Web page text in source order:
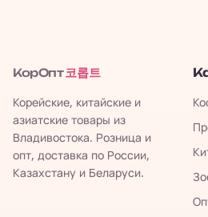
КорОпт 코롭트
Корейские, китайские и
азиатские товары из
Владивостока. Розница и
опт, доставка по России,
Казахстану и Беларуси.